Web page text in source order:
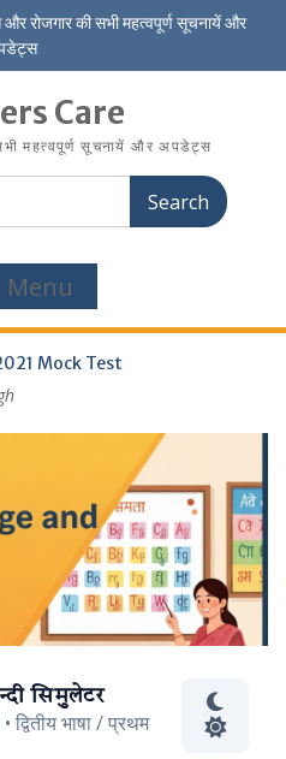
रोजगार की सभी महत्वपूर्ण सूचनायें और
Care
सभी महत्वपूर्ण सूचनायें और अपडेट्स
Menu
Mock Test
सिमुलेटर
भाषा / प्रथम